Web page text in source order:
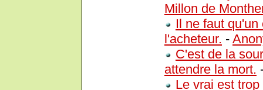
Millon de
Il ne faut
l'acheteur. -
C'est de la
attendre la mort.
Le vrai est